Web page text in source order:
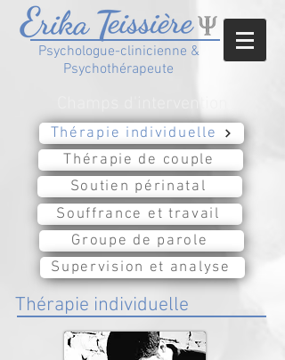
Psychologue-clinicienne &
Psychothérapeute
Thérapie individuelle
Thérapie de couple
Soutien périnatal
Souffrance et travail
Groupe de parole
Supervision et analyse
Thérapie individuelle